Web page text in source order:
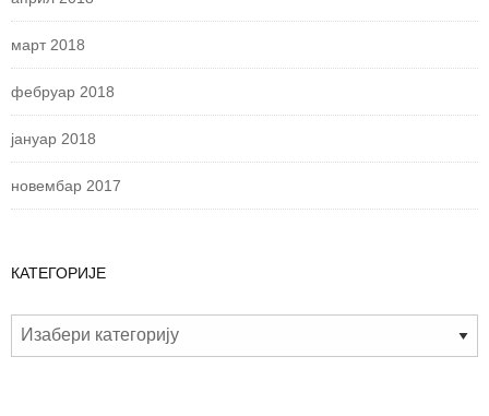
март 2018
фебруар 2018
јануар 2018
новембар 2017
КАТЕГОРИЈЕ